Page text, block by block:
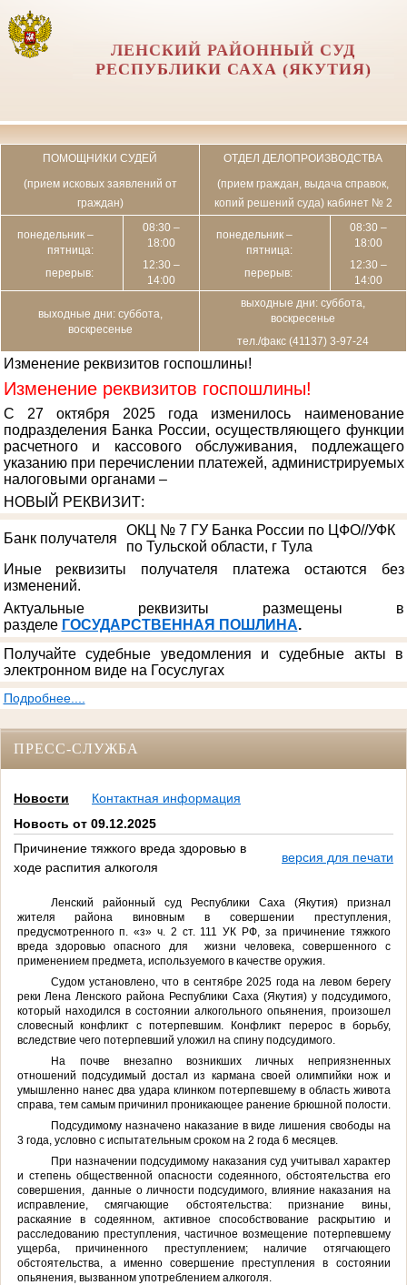
ЛЕНСКИЙ РАЙОННЫЙ СУД
РЕСПУБЛИКИ САХА (ЯКУТИЯ)
ПОМОЩНИКИ СУДЕЙ
(прием исковых заявлений от
граждан)
ОТДЕЛ ДЕЛОПРОИЗВОДСТВА
(прием граждан, выдача справок,
копий решений суда) кабинет № 2
понедельник –
пятница:
перерыв:
08:30 –
18:00
12:30 –
14:00
понедельник –
пятница:
перерыв:
08:30 –
18:00
12:30 –
14:00
выходные дни: суббота,
воскресенье
выходные дни: суббота,
воскресенье
тел./факс (41137) 3-97-24
Изменение реквизитов госпошлины!
Изменение реквизитов госпошлины!
С 27 октября 2025 года изменилось наименование
подразделения Банка России, осуществляющего функции
расчетного и кассового обслуживания, подлежащего
указанию при перечислении платежей, администрируемых
налоговыми органами –
НОВЫЙ РЕКВИЗИТ:
Банк получателя
ОКЦ № 7 ГУ Банка России по ЦФО//УФК
по Тульской области, г Тула
Иные реквизиты получателя платежа остаются без
изменений.
Актуальные реквизиты размещены в
разделе ГОСУДАРСТВЕННАЯ ПОШЛИНА.
Получайте судебные уведомления и судебные акты в
электронном виде на Госуслугах
Подробнее....
ПРЕСС-СЛУЖБА
Новости
Контактная информация
Новость от 09.12.2025
Причинение тяжкого вреда здоровью в
ходе распития алкоголя
версия для печати
Ленский районный суд Республики Саха (Якутия) признал
жителя района виновным в совершении преступления,
предусмотренного п. «з» ч. 2 ст. 111 УК РФ, за причинение тяжкого
вреда здоровью опасного для жизни человека, совершенного с
применением предмета, используемого в качестве оружия.
Судом установлено, что в сентябре 2025 года на левом берегу
реки Лена Ленского района Республики Саха (Якутия) у подсудимого,
который находился в состоянии алкогольного опьянения, произошел
словесный конфликт с потерпевшим. Конфликт перерос в борьбу,
вследствие чего потерпевший уложил на спину подсудимого.
На почве внезапно возникших личных неприязненных
отношений подсудимый достал из кармана своей олимпийки нож и
умышленно нанес два удара клинком потерпевшему в область живота
справа, тем самым причинил проникающее ранение брюшной полости.
Подсудимому назначено наказание в виде лишения свободы на
3 года, условно с испытательным сроком на 2 года 6 месяцев.
При назначении подсудимому наказания суд учитывал характер
и степень общественной опасности содеянного, обстоятельства его
совершения, данные о личности подсудимого, влияние наказания на
исправление, смягчающие обстоятельства: признание вины,
раскаяние в содеянном, активное способствование раскрытию и
расследованию преступления, частичное возмещение потерпевшему
ущерба, причиненного преступлением;наличие отягчающего
обстоятельства, а именно совершение преступления в состоянии
опьянения, вызванном употреблением алкоголя.